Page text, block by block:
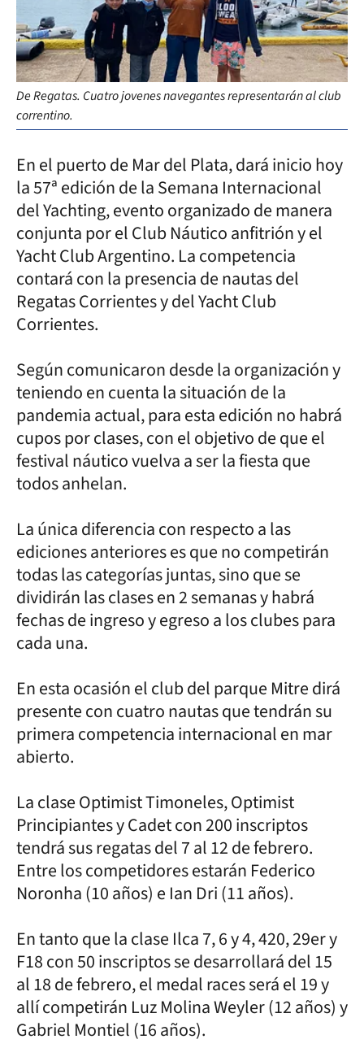
De Regatas. Cuatro jovenes navegantes representarán al club
correntino.
En el puerto de Mar del Plata, dará inicio hoy
la 57ª edición de la Semana Internacional
del Yachting, evento organizado de manera
conjunta por el Club Náutico anfitrión y el
Yacht Club Argentino. La competencia
contará con la presencia de nautas del
Regatas Corrientes y del Yacht Club
Corrientes.
Según comunicaron desde la organización y
teniendo en cuenta la situación de la
pandemia actual, para esta edición no habrá
cupos por clases, con el objetivo de que el
festival náutico vuelva a ser la fiesta que
todos anhelan.
La única diferencia con respecto a las
ediciones anteriores es que no competirán
todas las categorías juntas, sino que se
dividirán las clases en 2 semanas y habrá
fechas de ingreso y egreso a los clubes para
cada una.
En esta ocasión el club del parque Mitre dirá
presente con cuatro nautas que tendrán su
primera competencia internacional en mar
abierto.
La clase Optimist Timoneles, Optimist
Principiantes y Cadet con 200 inscriptos
tendrá sus regatas del 7 al 12 de febrero.
Entre los competidores estarán Federico
Noronha (10 años) e Ian Dri (11 años).
En tanto que la clase Ilca 7, 6 y 4, 420, 29er y
F18 con 50 inscriptos se desarrollará del 15
al 18 de febrero, el medal races será el 19 y
allí competirán Luz Molina Weyler (12 años) y
Gabriel Montiel (16 años).